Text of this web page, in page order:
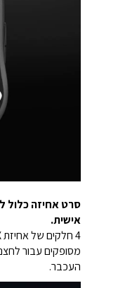
סרט אחיזה כלול
אישית.
מסופקים עבור
העכבר.